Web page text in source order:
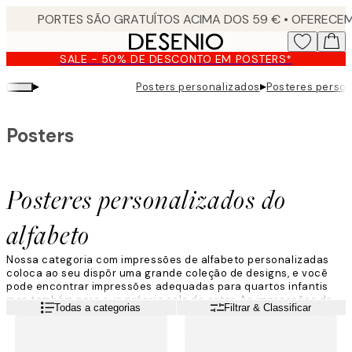
content. SALE - 50% DE DESCONTO EM POSTERS*
▸ Posters personalizados▸Posteres
Posteres personalizados do
alfabeto
Posters
Nossa categoria com impressões de alfabeto personalizadas
coloca ao seu dispôr uma grande coleção de designs, e você
pode encontrar impressões adequadas para quartos infantis
mas também para sua própria sala de estar. As impressôes do
alfabeto personalizadas irão dar-lhe a possibilidade de criar
Leia maisTodas a categorias Filtrar & Classificar